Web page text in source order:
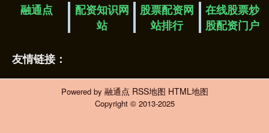
融通点
配资知识网
站
股票配资网
站排行
在线股票炒
股配资门户
友情链接：
Powered by 融通点 RSS地图 HTML地图
Copyright © 2013-2025